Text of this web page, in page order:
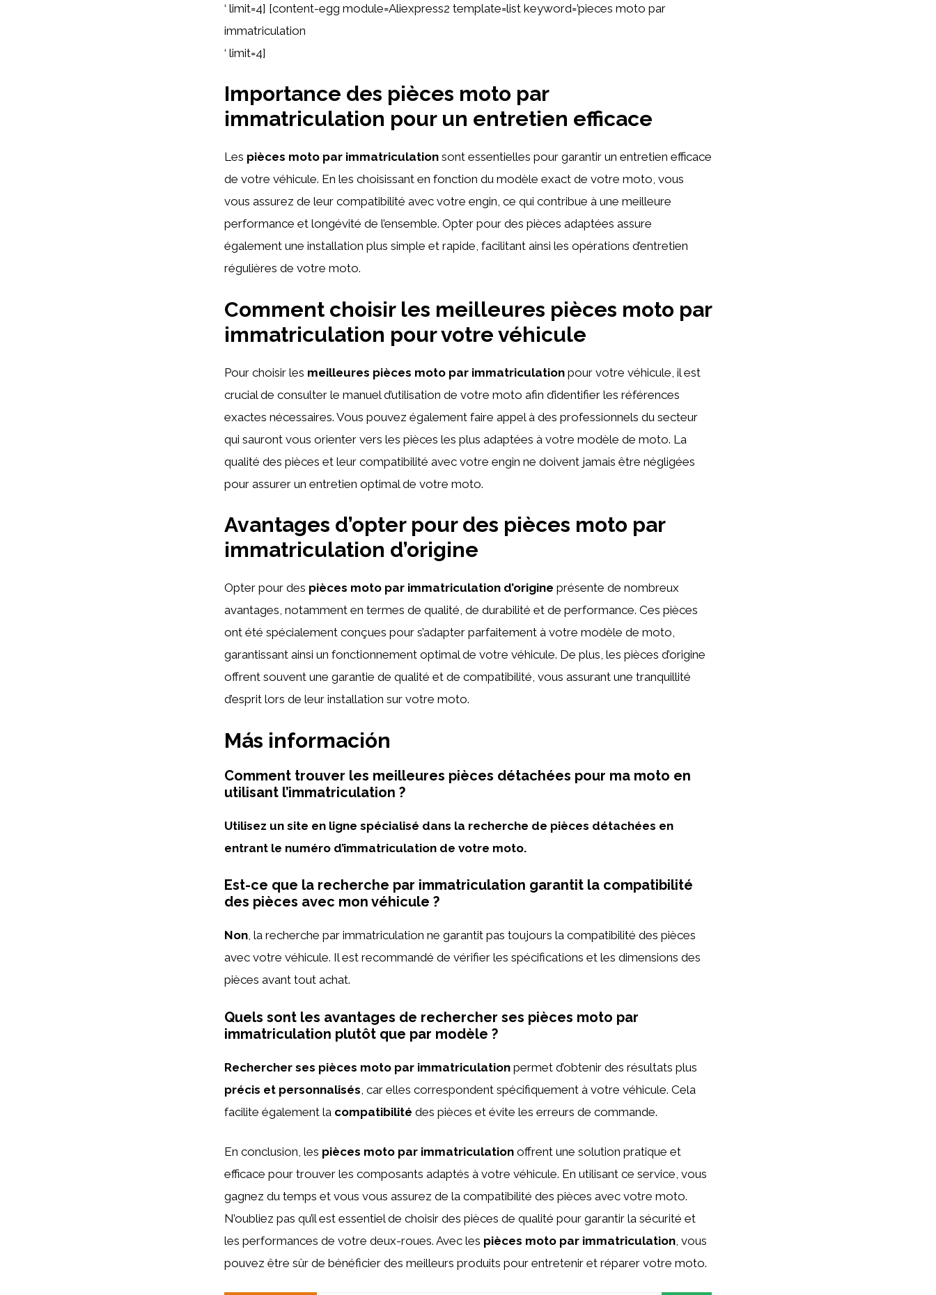
‘ limit=4] [content-egg module=Aliexpress2 template=list keyword=’pieces moto par
immatriculation
‘ limit=4]
Importance des pièces moto par
immatriculation pour un entretien efficace
Les pièces moto par immatriculation sont essentielles pour garantir un entretien efficace
de votre véhicule. En les choisissant en fonction du modèle exact de votre moto, vous
vous assurez de leur compatibilité avec votre engin, ce qui contribue à une meilleure
performance et longévité de l’ensemble. Opter pour des pièces adaptées assure
également une installation plus simple et rapide, facilitant ainsi les opérations d’entretien
régulières de votre moto.
Comment choisir les meilleures pièces moto par
immatriculation pour votre véhicule
Pour choisir les meilleures pièces moto par immatriculation pour votre véhicule, il est
crucial de consulter le manuel d’utilisation de votre moto afin d’identifier les références
exactes nécessaires. Vous pouvez également faire appel à des professionnels du secteur
qui sauront vous orienter vers les pièces les plus adaptées à votre modèle de moto. La
qualité des pièces et leur compatibilité avec votre engin ne doivent jamais être négligées
pour assurer un entretien optimal de votre moto.
Avantages d’opter pour des pièces moto par
immatriculation d’origine
Opter pour des pièces moto par immatriculation d’origine présente de nombreux
avantages, notamment en termes de qualité, de durabilité et de performance. Ces pièces
ont été spécialement conçues pour s’adapter parfaitement à votre modèle de moto,
garantissant ainsi un fonctionnement optimal de votre véhicule. De plus, les pièces d’origine
offrent souvent une garantie de qualité et de compatibilité, vous assurant une tranquillité
d’esprit lors de leur installation sur votre moto.
Más información
Comment trouver les meilleures pièces détachées pour ma moto en
utilisant l’immatriculation ?
Utilisez un site en ligne spécialisé dans la recherche de pièces détachées en
entrant le numéro d’immatriculation de votre moto.
Est-ce que la recherche par immatriculation garantit la compatibilité
des pièces avec mon véhicule ?
Non, la recherche par immatriculation ne garantit pas toujours la compatibilité des pièces
avec votre véhicule. Il est recommandé de vérifier les spécifications et les dimensions des
pièces avant tout achat.
Quels sont les avantages de rechercher ses pièces moto par
immatriculation plutôt que par modèle ?
Rechercher ses pièces moto par immatriculation permet d’obtenir des résultats plus
précis et personnalisés , car elles correspondent spécifiquement à votre véhicule. Cela
facilite également la compatibilité des pièces et évite les erreurs de commande.
En conclusion, les pièces moto par immatriculation offrent une solution pratique et
efficace pour trouver les composants adaptés à votre véhicule. En utilisant ce service, vous
gagnez du temps et vous vous assurez de la compatibilité des pièces avec votre moto.
N’oubliez pas qu’il est essentiel de choisir des pièces de qualité pour garantir la sécurité et
les performances de votre deux-roues. Avec les pièces moto par immatriculation, vous
pouvez être sûr de bénéficier des meilleurs produits pour entretenir et réparer votre moto.